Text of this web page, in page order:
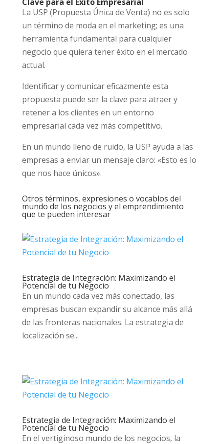
La USP (Propuesta Única de Venta) no es solo
un término de moda en el marketing; es una
herramienta fundamental para cualquier
negocio que quiera tener éxito en el mercado
actual.
Identificar y comunicar eficazmente esta
propuesta puede ser la clave para atraer y
retener a los clientes en un entorno
empresarial cada vez más competitivo.
En un mundo lleno de ruido, la USP ayuda a las
empresas a enviar un mensaje claro: «Esto es lo
que nos hace únicos».
Otros términos, expresiones o vocablos del
mundo de los negocios y el emprendimiento
que te pueden interesar
Estrategia de Integración: Maximizando el
Potencial de tu Negocio
En un mundo cada vez más conectado, las
empresas buscan expandir su alcance más allá
de las fronteras nacionales. La estrategia de
localización se...
Estrategia de Integración: Maximizando el
Potencial de tu Negocio
En el vertiginoso mundo de los negocios, la